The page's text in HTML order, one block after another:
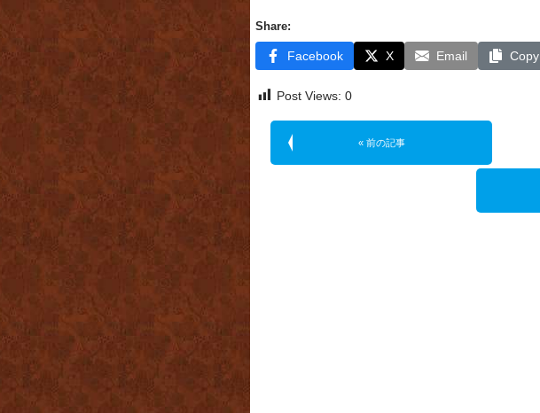
Share:
Facebook X Email Copy
Post Views: 0
« 前の記事